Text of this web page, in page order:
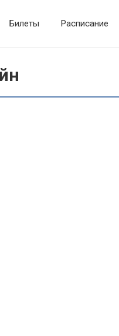
Билеты Расписание